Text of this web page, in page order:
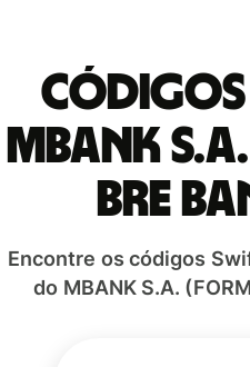
MBANK
BRE
Encontre os códigos
do MBANK S.A.